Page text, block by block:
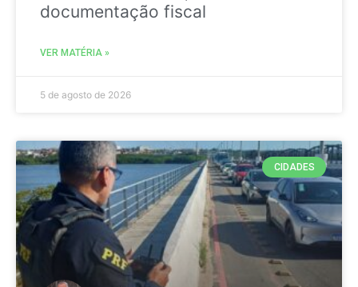
documentação fiscal
VER MATÉRIA »
5 de agosto de 2026
CIDADES